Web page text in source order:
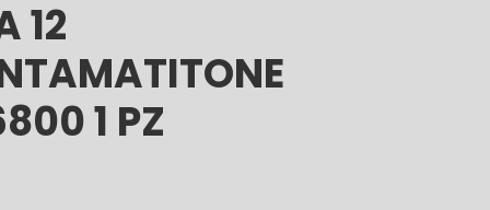
12
1 PZ